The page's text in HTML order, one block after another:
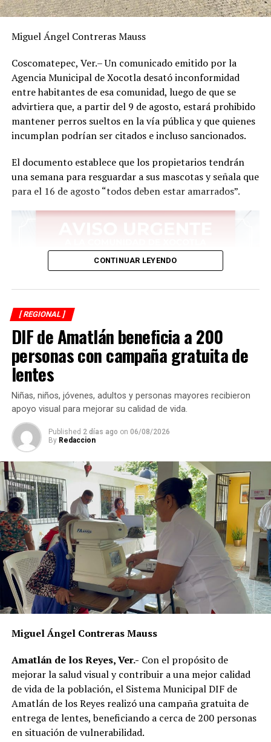
Miguel Ángel Contreras Mauss
Coscomatepec, Ver.– Un comunicado emitido por la
Agencia Municipal de Xocotla desató inconformidad
entre habitantes de esa comunidad, luego de que se
advirtiera que, a partir del 9 de agosto, estará prohibido
mantener perros sueltos en la vía pública y que quienes
incumplan podrían ser citados e incluso sancionados.
El documento establece que los propietarios tendrán
una semana para resguardar a sus mascotas y señala que
para el 16 de agosto “todos deben estar amarrados”.
Asimismo, anuncia que ese día autoridades comunitarias
realizarán recorridos para fotografiar a los perros que
permanezcan en las calles, solicitar información a
vecinos para identificar a sus dueños y, posteriormente,
citarlos al palacio de la comunidad, donde incluso
podrían hacerse acreedores a una multa.
La publicación provocó críticas entre pobladores,
quienes consideran que la Agencia Municipal podría
estar excediendo sus atribuciones al anunciar posibles
sanciones sin precisar el fundamento jurídico que las
presunto abuso de autoridad.
Si bien especialistas y organizaciones dedicadas al
bienestar animal coinciden en que los propietarios
tienen la obligación de impedir que sus mascotas
deambulen libremente por la vía pública, también
advierten que ello no significa mantenerlas
permanentemente amarradas.
CONTINUAR LEYENDO
[ REGIONAL ]
DIF de Amatlán beneficia a 200
personas con campaña gratuita de
lentes
Niñas, niños, jóvenes, adultos y personas mayores recibieron
apoyo visual para mejorar su calidad de vida.
Published 2 días ago on 06/08/2026
By Redaccion
Miguel Ángel Contreras Mauss
Amatlán de los Reyes, Ver.- Con el propósito de
mejorar la salud visual y contribuir a una mejor calidad
de vida de la población, el Sistema Municipal DIF de
Amatlán de los Reyes realizó una campaña gratuita de
entrega de lentes, beneficiando a cerca de 200 personas
en situación de vulnerabilidad.